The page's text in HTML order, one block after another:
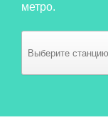
метро.